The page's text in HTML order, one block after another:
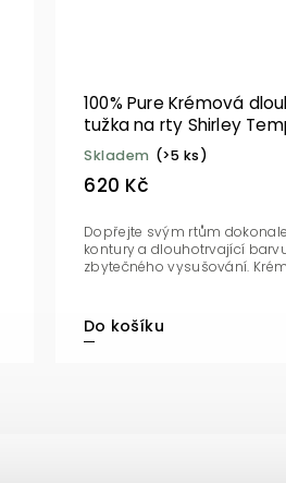
100% Pure Krémová
tužka na rty Shirley
Skladem (>5 ks)
620 Kč
Do košíku
Dopřejte svým rtům
kontury a dlouhotrvající
zbytečného vysušování.